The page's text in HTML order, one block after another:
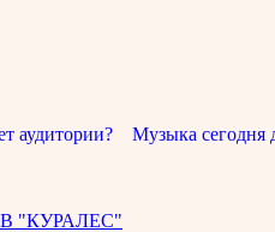
аудитории? Музыка
"КУРАЛЕС"